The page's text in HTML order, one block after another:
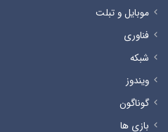
موبایل و تبلت
فناوری
شبکه
ویندوز
گوناگون
بازی ها